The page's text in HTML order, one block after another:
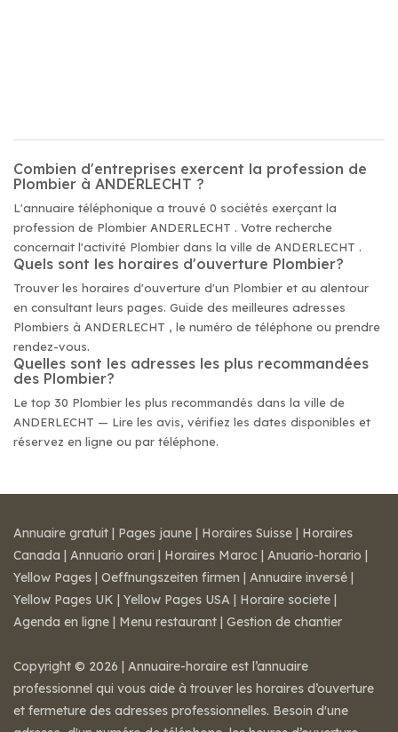
Combien d'entreprises exercent la profession de
Plombier à ANDERLECHT ?
L'annuaire téléphonique a trouvé 0 sociétés exerçant la
profession de Plombier ANDERLECHT . Votre recherche
concernait l'activité Plombier dans la ville de ANDERLECHT .
Quels sont les horaires d'ouverture Plombier?
Trouver les horaires d'ouverture d'un Plombier et au alentour
en consultant leurs pages. Guide des meilleures adresses
Plombiers à ANDERLECHT , le numéro de téléphone ou prendre
rendez-vous.
Quelles sont les adresses les plus recommandées
des Plombier?
Le top 30 Plombier les plus recommandés dans la ville de
ANDERLECHT — Lire les avis, vérifiez les dates disponibles et
réservez en ligne ou par téléphone.
Annuaire gratuit | Pages jaune | Horaires Suisse | Horaires
Canada | Annuario orari | Horaires Maroc | Anuario-horario |
Yellow Pages | Oeffnungszeiten firmen | Annuaire inversé |
Yellow Pages UK | Yellow Pages USA | Horaire societe |
Agenda en ligne | Menu restaurant | Gestion de chantier
Copyright © 2026 | Annuaire-horaire est l’annuaire
professionnel qui vous aide à trouver les horaires d’ouverture
et fermeture des adresses professionnelles. Besoin d'une